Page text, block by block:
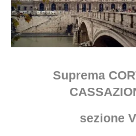
Suprema
sezione